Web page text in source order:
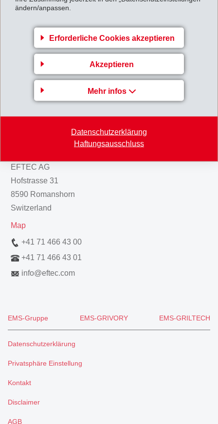
ändern/anpassen.
Erforderliche Cookies akzeptieren
Akzeptieren
Mehr infos
Datenschutzerklärung
Haftungsausschluss
Mio.). Die Eigenkapitalquote beträgt 68.4% (31.12.2010: 66.5%).
MHalbjahresabschluss_IFRS_2011.pdf
Gruppenleitung
EFTEC AG
Hofstrasse 31
8590 Romanshorn
Switzerland
Map
+41 71 466 43 00
+41 71 466 43 01
info@eftec.com
EMS-Gruppe EMS-GRIVORY EMS-GRILTECH
Datenschutzerklärung
Privatsphäre Einstellung
Kontakt
Disclaimer
AGB